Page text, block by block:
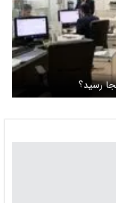
رسید؟